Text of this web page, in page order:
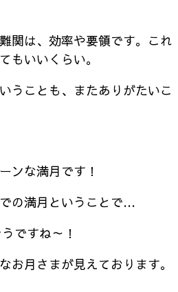
関は、効率や要領です。これ
もいいくらい。
うことも、またありがたいこ
ンな満月です！
の満月ということで…
ですね～！
お月さまが見えております。